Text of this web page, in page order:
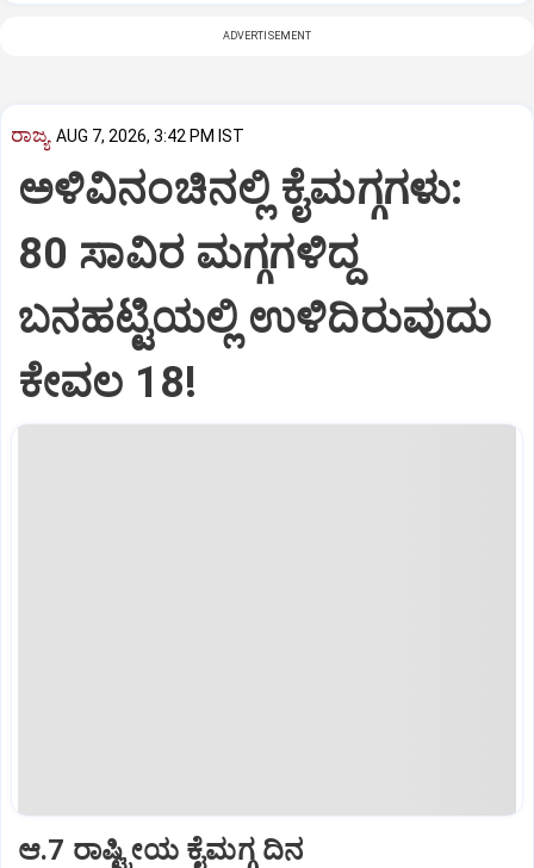
ADVERTISEMENT
ರಾಜ್ಯ AUG 7, 2026, 3:42 PM IST
ಅಳಿವಿನಂಚಿನಲ್ಲಿ ಕೈಮಗ್ಗಗಳು:
80 ಸಾವಿರ ಮಗ್ಗಗಳಿದ್ದ
ಬನಹಟ್ಟಿಯಲ್ಲಿ ಉಳಿದಿರುವುದು
ಕೇವಲ 18!
ಆ.7 ರಾಷ್ಟ್ರೀಯ ಕೈಮಗ್ಗ ದಿನ